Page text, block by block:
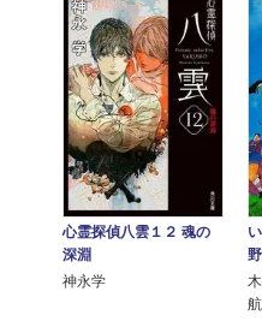
心霊探偵八雲１２ 魂の
深淵
神永学